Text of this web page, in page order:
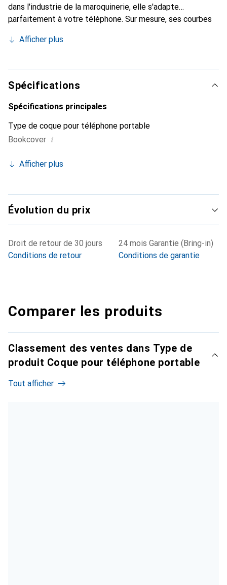
dans l'industrie de la maroquinerie, elle s'adapte
parfaitement à votre téléphone. Sur mesure, ses courbes
devient l'accessoire chic et indispensable pour votre
internationalement pour ses produits de haute qualité et
constitue un choix fiable pour une clientèle exigeante.
Afficher plus
Spécifications
Spécifications principales
Type de coque pour téléphone portable
Bookcover i
Afficher plus
Évolution du prix
Droit de retour de 30 jours
Conditions de retour
24 mois Garantie (Bring-in)
Conditions de garantie
Comparer les produits
Classement des ventes dans Type de
produit Coque pour téléphone portable
Tout afficher